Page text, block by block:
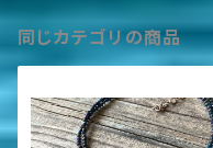
同じカテゴリの商品